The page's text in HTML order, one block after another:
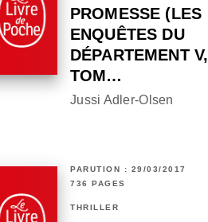
PROMESSE (LES
ENQUÊTES DU
DÉPARTEMENT V,
TOM…
Jussi Adler-Olsen
PARUTION : 29/03/2017
736 PAGES
THRILLER